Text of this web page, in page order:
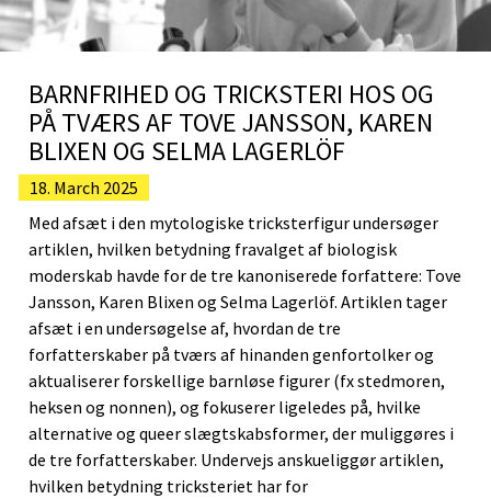
BARNFRIHED OG TRICKSTERI HOS OG
PÅ TVÆRS AF TOVE JANSSON, KAREN
BLIXEN OG SELMA LAGERLÖF
18. March 2025
Med afsæt i den mytologiske tricksterfigur undersøger
artiklen, hvilken betydning fravalget af biologisk
moderskab havde for de tre kanoniserede forfattere: Tove
Jansson, Karen Blixen og Selma Lagerlöf. Artiklen tager
afsæt i en undersøgelse af, hvordan de tre
forfatterskaber på tværs af hinanden genfortolker og
aktualiserer forskellige barnløse figurer (fx stedmoren,
heksen og nonnen), og fokuserer ligeledes på, hvilke
alternative og queer slægtskabsformer, der muliggøres i
de tre forfatterskaber. Undervejs anskueliggør artiklen,
hvilken betydning tricksteriet har for